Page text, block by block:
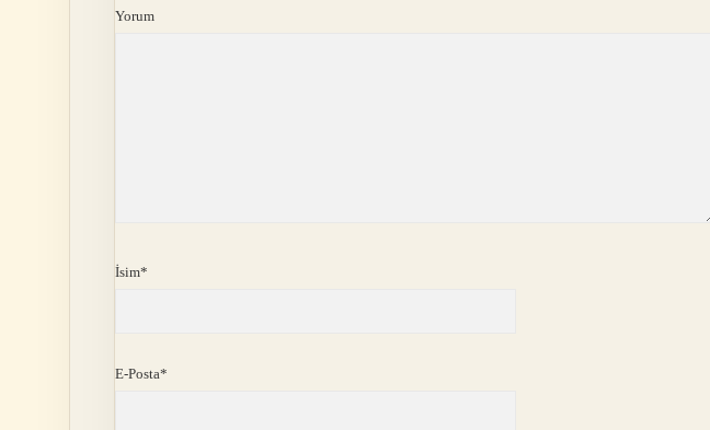
Yorum
İsim*
E-Posta*